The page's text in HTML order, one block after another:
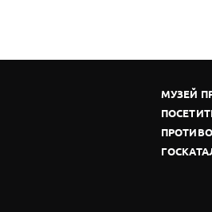
МУЗЕЙ